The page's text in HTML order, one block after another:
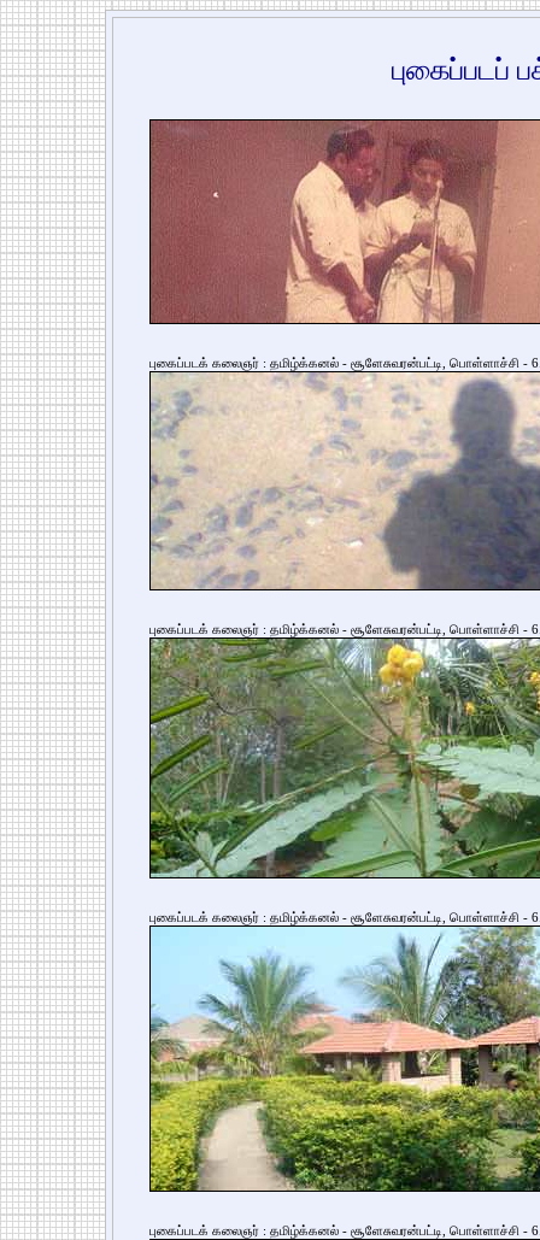
புகைப்படப்
புகைப்படக் கலைஞர் : தமிழ்க்கனல் - சூளேசுவரன்பட்டி, பொள்ளாச்சி -
புகைப்படக் கலைஞர் : தமிழ்க்கனல் - சூளேசுவரன்பட்டி, பொள்ளாச்சி -
புகைப்படக் கலைஞர் : தமிழ்க்கனல் - சூளேசுவரன்பட்டி, பொள்ளாச்சி -
புகைப்படக் கலைஞர் : தமிழ்க்கனல் - சூளேசுவரன்பட்டி, பொள்ளாச்சி -